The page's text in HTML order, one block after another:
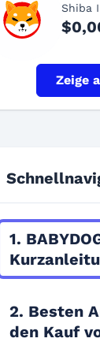
Shiba
Zeige
1.
2. Besten
den Kauf